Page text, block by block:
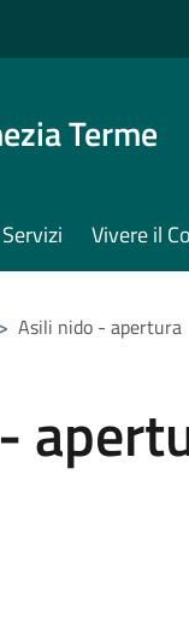
Terme
Servizi Vivere il
> Asili nido - apertura